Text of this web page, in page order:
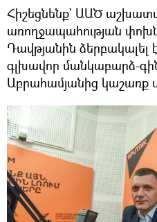
Հիշեցնենք` ԱԱԾ
առողջապահության
Դավթյանին ձերբակալել
գլխավոր մանկաբարձ-
Աբրահամյանից կաշառք